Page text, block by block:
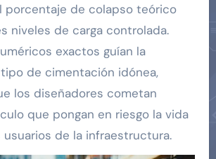
porcentaje de colapso teórico
niveles de carga controlada.
exactos guían la
de cimentación idónea,
los diseñadores cometan
que pongan en riesgo la vida
de la infraestructura.